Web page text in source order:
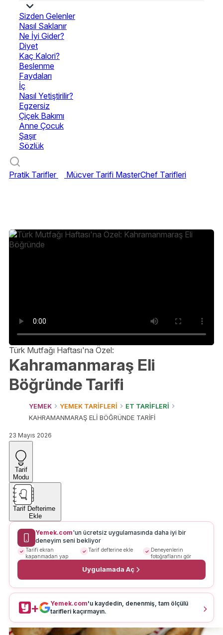
Sizden Gelenler
Nasıl Saklanır
Ne İyi Gider?
Diyet
Kaç Kalori?
Beslenme
Faydaları
İç
Nasıl Yetiştirilir?
Egzersiz
Çiçek Bakımı
Anne Çocuk
Şaşır
Sözlük
Pratik Tarifler Mücver Tarifi MasterChef Tarifleri
Türk Mutfağı Haftası'na Özel:
Kahramanmaraş Eli
Böğründe Tarifi
YEMEK YEMEK TARİFLERİ
ET TARİFLERİ
KAHRAMANMARAŞ ELİ BÖĞRÜNDE TARİFİ
23 Mayıs 2026
Tarif
Modu
Tarif Defterime
Ekle
Yemek.com'un ücretsiz uygulamasında daha iyi bir
deneyim seni bekliyor
Tarifi ekran
kapanmadan yap
Tarif defterine ekle
Deneyenlerin
fotoğraflarını gör
Uygulamada Aç
+ Yemek.com'u kaydedin, denenmiş, tam ölçülü
tarifleri kaçırmayın.